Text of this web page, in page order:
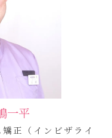
一平
正（インビザライ